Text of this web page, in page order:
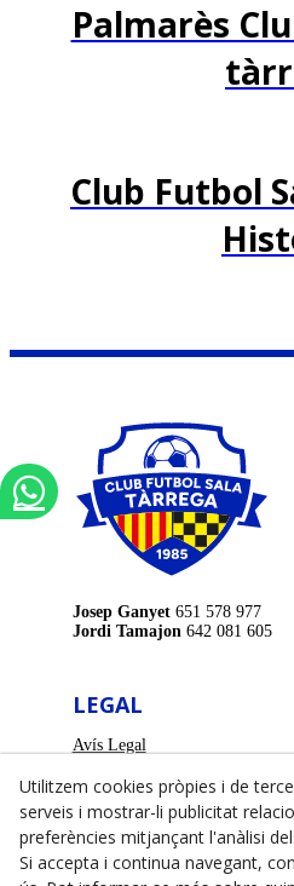
Palmarès
Club Futbol
Josep Ganyet651 578 977
Jordi Tamajon 642 081 605
LEGAL
Avís Legal
Política de Privacitat
Política de Cookies
Pavelló Municipal d'Esports
Carrer de Joan Brossa, s/n,
973 31 29 35
Utilitzem cookies pròpies i de
serveis i mostrar-li publicitat
preferències mitjançant l'anàlisi
Si accepta i continua navegant,